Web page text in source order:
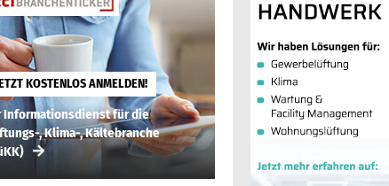
KOSTENLOS ANMELDEN!
Informationsdienst für die
, Klima-, Kältebranche